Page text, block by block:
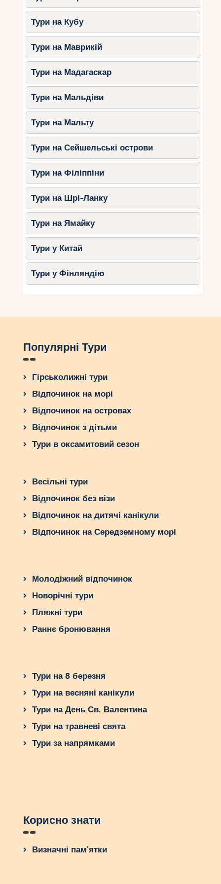
пропонує багато інших дивовижних
можливостей для сімейного відпочинку. Не
забудьте дослідити багату культуру та історію
цієї країни, відвідати давні пам’ятки та
насолодитися смачною грецькою кухнею. Греція
– це незабутня пригода для всієї родини!
Тури на Кубу
Тури на Маврикій
Тури на Мадагаскар
Тури на Мальдіви
Тури на Мальту
Тури на Сейшельські острови
Тури на Філіппіни
Тури на Шрі-Ланку
Тури на Ямайку
Тури у Китай
Тури у Фінляндію
Популярні Тури
Гірськолижні тури
Відпочинок на морі
Відпочинок на островах
Відпочинок з дітьми
Тури в оксамитовий сезон
Весільні тури
Відпочинок без візи
Відпочинок на дитячі канікули
Відпочинок на Середземному морі
Молодіжний відпочинок
Новорічні тури
Пляжні тури
Раннє бронювання
Тури на 8 березня
Тури на весняні канікули
Тури на День Св. Валентина
Тури на травневі свята
Тури за напрямками
Корисно знати
Визначні пам’ятки